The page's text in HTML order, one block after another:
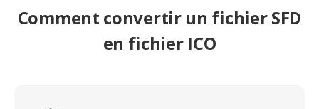
Comment convertir un fichier SFD
en fichier ICO